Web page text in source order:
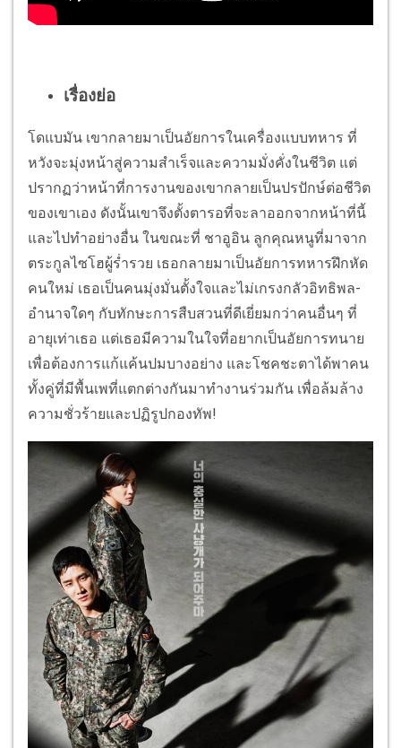
เรื่องย่อ
โดแบมัน เขากลายมาเป็นอัยการในเครื่องแบบทหาร ที่
หวังจะมุ่งหน้าสู่ความสำเร็จและความมั่งคั่งในชีวิต แต่
ปรากฏว่าหน้าที่การงานของเขากลายเป็นปรปักษ์ต่อชีวิต
ของเขาเอง ดังนั้นเขาจึงตั้งตารอที่จะลาออกจากหน้าที่นี้
และไปทำอย่างอื่น ในขณะที่ ชาอูอิน ลูกคุณหนูที่มาจาก
ตระกูลไซโฮผู้ร่ำรวย เธอกลายมาเป็นอัยการทหารฝึกหัด
คนใหม่ เธอเป็นคนมุ่งมั่นตั้งใจและไม่เกรงกลัวอิทธิพล-
อำนาจใดๆ กับทักษะการสืบสวนที่ดีเยี่ยมกว่าคนอื่นๆ ที่
อายุเท่าเธอ แต่เธอมีความในใจที่อยากเป็นอัยการทนาย
เพื่อต้องการแก้แค้นปมบางอย่าง และโชคชะตาได้พาคน
ทั้งคู่ที่มีพื้นเพที่แตกต่างกันมาทำงานร่วมกัน เพื่อล้มล้าง
ความชั่วร้ายและปฏิรูปกองทัพ!